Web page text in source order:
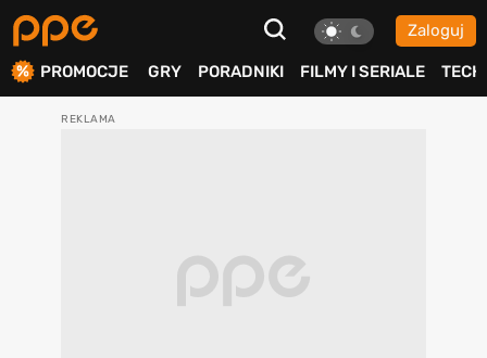
Zaloguj
PROMOCJE GRY PORADNIKI FILMY I SERIALE TECH